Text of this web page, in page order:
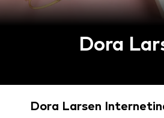
Dora
Dora Larsen